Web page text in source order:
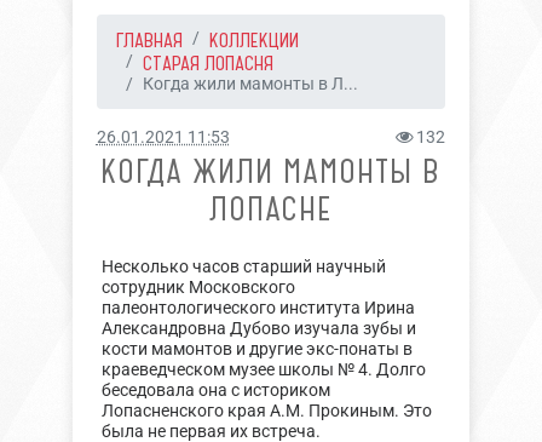
ГЛАВНАЯ
КОЛЛЕКЦИИ
СТАРАЯ ЛОПАСНЯ
Когда жили мамонты в Л...
26.01.2021 11:53 132
КОГДА ЖИЛИ МАМОНТЫ В
ЛОПАСНЕ
Несколько часов старший научный
сотрудник Московского
палеонтологического института Ирина
Александровна Дубово изучала зубы и
кости мамонтов и другие экс-понаты в
краеведческом музее школы № 4. Долго
беседовала она с историком
Лопасненского края А.М. Прокиным. Это
была не первая их встреча.